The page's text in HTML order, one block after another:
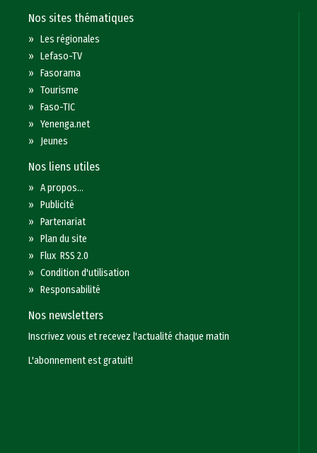
Nos sites thématiques
»Les régionales
»Lefaso-TV
»Fasorama
»Tourisme
»Faso-TIC
»Yenenga.net
» Jeunes
Nos liens utiles
»A propos...
»Publicité
»Partenariat
»Plan du site
»Flux RSS 2.0
»Condition d'utilisation
»Responsabilité
Nos newsletters
Inscrivez vous et recevez l'actualité chaque matin
L'abonnement est gratuit!